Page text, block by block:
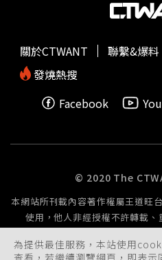
為提供最佳服務，本站使用
查看，若繼續瀏覽網頁，即表
關於CTWANT 聯繫&爆料
發燒熱搜
Facebook
© 2020 The
本網站所刊載內容著作權屬王道旺
使用，他人非經授權不許轉載